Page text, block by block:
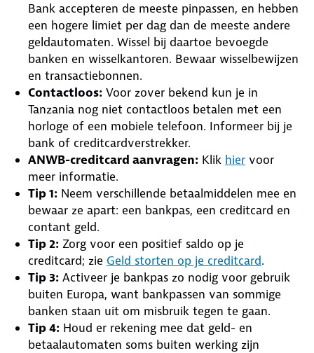
Bank accepteren de meeste pinpassen, en hebben
een hogere limiet per dag dan de meeste andere
geldautomaten. Wissel bij daartoe bevoegde
banken en wisselkantoren. Bewaar wisselbewijzen
en transactiebonnen.
Contactloos: Voor zover bekend kun je in
Tanzania nog niet contactloos betalen met een
horloge of een mobiele telefoon. Informeer bij je
bank of creditcardverstrekker.
ANWB-creditcard aanvragen: Klik hier voor
meer informatie.
Tip 1: Neem verschillende betaalmiddelen mee en
bewaar ze apart: een bankpas, een creditcard en
contant geld.
Tip 2: Zorg voor een positief saldo op je
creditcard; zie Geld storten op je creditcard.
Tip 3: Activeer je bankpas zo nodig voor gebruik
buiten Europa, want bankpassen van sommige
banken staan uit om misbruik tegen te gaan.
Tip 4: Houd er rekening mee dat geld- en
betaalautomaten soms buiten werking zijn